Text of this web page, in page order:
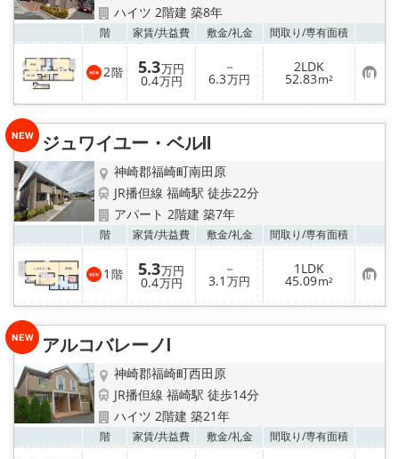
ハイツ 2階建 築8年
階 家賃/共益費 敷金/礼金 間取り/専有面積
2階 5.3万円
0.4万円
－
6.3万円
2LDK
52.83m² お
気
に
り
ジュワイユー・ベルⅡ
神崎郡福崎町南田原
JR播但線 福崎駅 徒歩22分
アパート 2階建 築7年
階 家賃/共益費 敷金/礼金 間取り/専有面積
1 階 5.3万円
0.4万円
－
3.1 万円
1LDK
45.09m² お
気
に
り
アルコバレーノⅠ
神崎郡福崎町西田原
JR播但線 福崎駅 徒歩14分
ハイツ 2階建 築21年
階 家賃/共益費 敷金/礼金 間取り/専有面積